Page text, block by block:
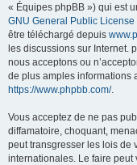
« Équipes phpBB ») qui est
GNU General Public License
être téléchargé depuis
les discussions sur Internet.
nous acceptons ou
de plus amples informations
https://www.phpbb.com/.
Vous acceptez de ne pas
diffamatoire, choquant,
peut transgresser les lois de
internationales. Le faire peut